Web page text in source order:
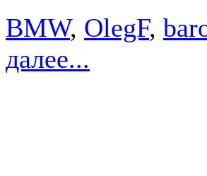
BMW, OlegF,
далее...